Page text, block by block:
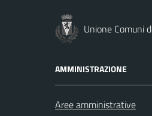
Unione Comuni
AMMINISTRAZIONE
Aree amministrative